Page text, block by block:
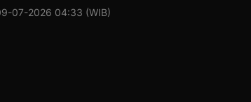
07-2026 04:33 (WIB)